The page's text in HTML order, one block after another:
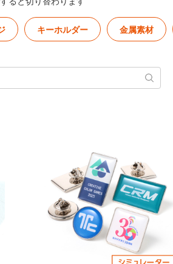
キーホルダー 金属素材